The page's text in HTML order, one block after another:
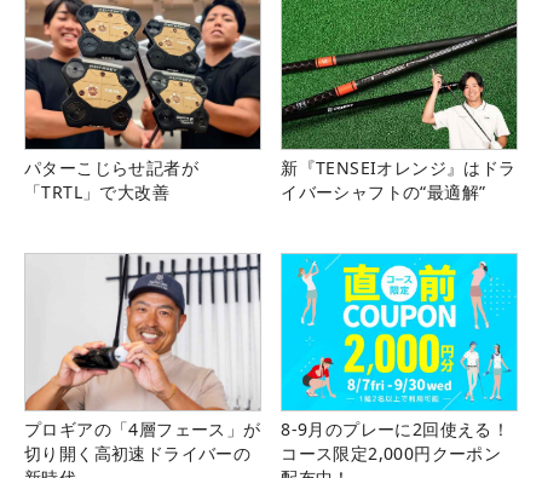
パターこじらせ記者が
「TRTL」で大改善
新『TENSEIオレンジ』はドラ
イバーシャフトの“最適解”
プロギアの「4層フェース」が
切り開く高初速ドライバーの
8-9月のプレーに2回使える！
コース限定2,000円クーポン